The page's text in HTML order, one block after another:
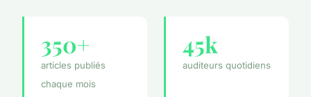
350+
articles publiés
chaque mois
45k
auditeurs quotidiens